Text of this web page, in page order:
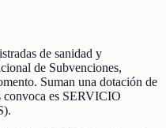
de sanidad y
de Subvenciones,
. Suman una dotación de
convoca es SERVICIO
.